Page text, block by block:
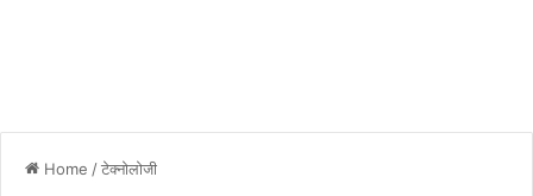
Home /टेक्नोलोजी